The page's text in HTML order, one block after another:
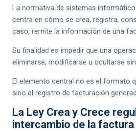
La normativa de sistemas
centra en cómo se crea, registra,
caso, remite la información de una
Su finalidad es impedir que una
eliminarse, modificarse u ocultarse
El elemento central no es el formato
sino el registro de facturación
La Ley Crea y Crece
intercambio de la factura